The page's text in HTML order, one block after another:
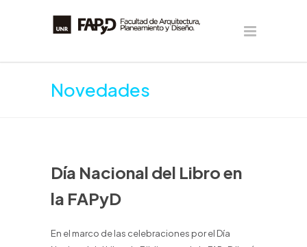
Novedades
Día Nacional del Libro en
la FAPyD
En el marco de las celebraciones por el Día